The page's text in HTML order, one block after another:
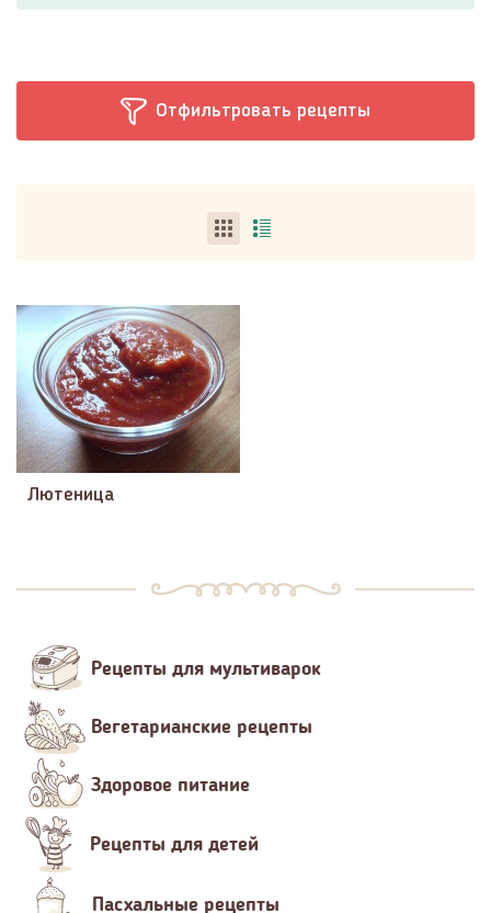
Отфильтровать рецепты
Лютеница
Рецепты для мультиварок
Вегетарианские рецепты
Здоровое питание
Рецепты для детей
Пасхальные рецепты